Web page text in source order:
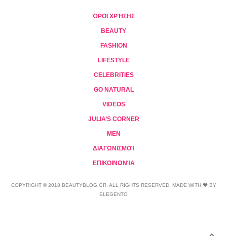
ΌΡΟΙ ΧΡΉΣΗΣ
BEAUTY
FASHION
LIFESTYLE
CELEBRITIES
GO NATURAL
VIDEOS
JULIA’S CORNER
MEN
ΔΙΑΓΩΝΙΣΜΟΊ
ΕΠΙΚΟΙΝΩΝΊΑ
COPYRIGHT © 2018 BEAUTYBLOG.GR. ALL RIGHTS RESERVED. MADE WITH ❤ BY
ELEGENTO